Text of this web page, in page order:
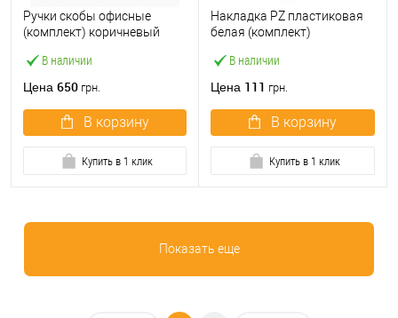
В наличии
Ручки скобы офисные
(комплект) коричневый
Цена 650 грн.
В корзину
Купить в 1 клик
В наличии
Накладка PZ пластиковая
белая (комплект)
Цена 111 грн.
В корзину
Купить в 1 клик
Показать еще